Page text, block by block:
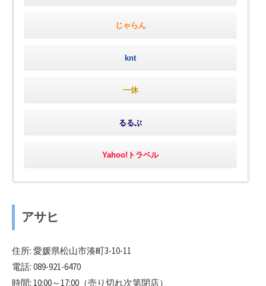
じゃらん
knt
一休
るるぶ
Yahoo!トラベル
アサヒ
住所: 愛媛県松山市湊町3-10-11
電話: 089-921-6470
時間: 10:00～17:00（売り切れ次第閉店）